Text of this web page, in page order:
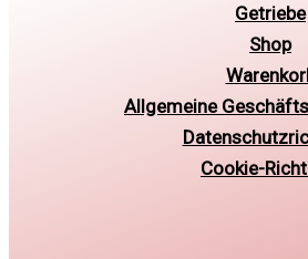
Getriebe
Shop
Allgemeine
Cookie-